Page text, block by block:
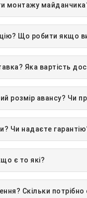
монтажу
Що робити якщо
Яка вартість
розмір авансу? Чи
Чи надаєте
є то які?
Скільки